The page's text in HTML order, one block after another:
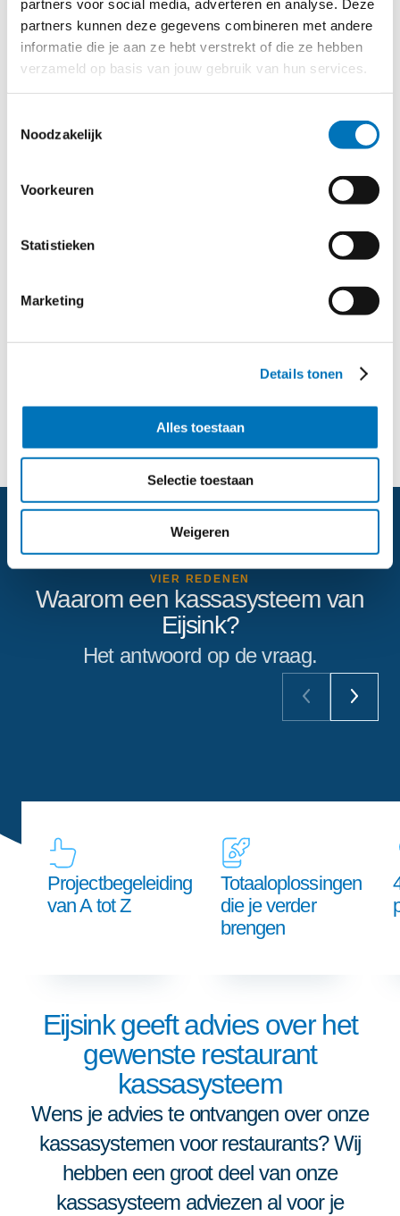
partners voor social media, adverteren en analyse. Deze
partners kunnen deze gegevens combineren met andere
informatie die je aan ze hebt verstrekt of die ze hebben
verzameld op basis van jouw gebruik van hun services.
Noodzakelijk
Voorkeuren
Statistieken
Marketing
Details tonen
Alles toestaan
Selectie toestaan
Weigeren
systemen hebben hun eigen voor- en nadelen en het is
dan ook per situatie verschillend welke van beide
oplossingen de voorkeur heeft. Zo is een mobiel
kassasysteem methandheldserg gewild vanwege de
flexibiliteit dat het biedt. Je kunt bestellingen gemakkelijk
aan tafel opnemen en kunt zo een snellere service
kiezen voor het gemak van een Eijsink-
Klantverhalen
VIER REDENEN
Waarom een kassasysteem van
Eijsink?
Het antwoord op de vraag.
Projectbegeleiding
van A tot Z
Totaaloplossingen
die je verder
brengen
Eijsink geeft advies over het
gewenste restaurant
kassasysteem
Wens je advies te ontvangen over onze
kassasystemen voor restaurants? Wij
hebben een groot deel van onze
kassasysteem adviezen al voor je